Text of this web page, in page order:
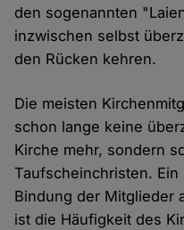
den sogenannten
inzwischen selbst
den Rücken kehren.
Die meisten
schon lange keine
Kirche mehr, sondern
Taufscheinchristen.
Bindung der Mitglieder
ist die Häufigkeit des